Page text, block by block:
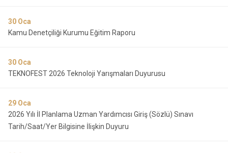
30 Oca
Kamu Denetçiliği Kurumu Eğitim Raporu
30 Oca
TEKNOFEST 2026 Teknoloji Yarışmaları Duyurusu
29 Oca
2026 Yılı İl Planlama Uzman Yardımcısı Giriş (Sözlü) Sınavı
Tarih/Saat/Yer Bilgisine İlişkin Duyuru